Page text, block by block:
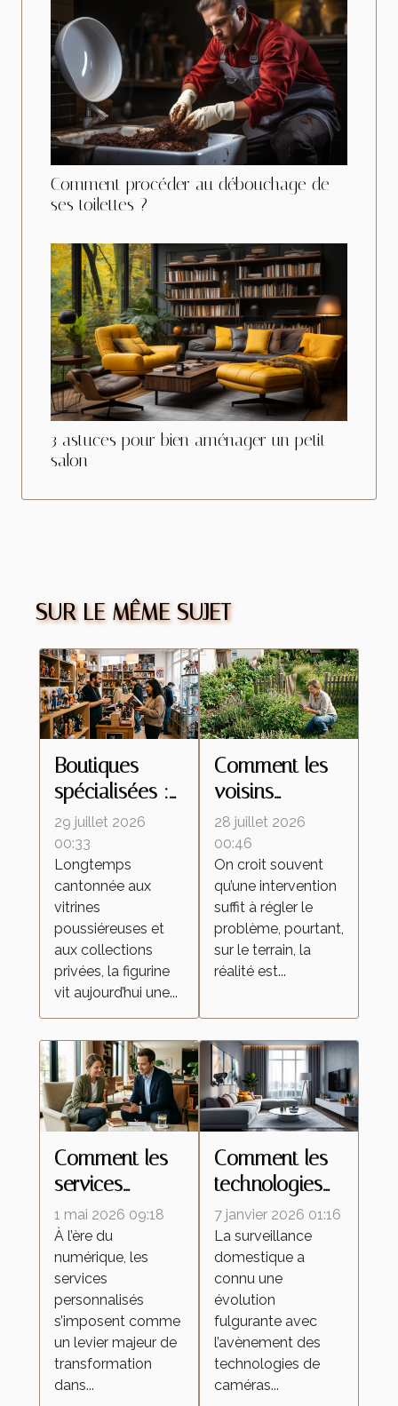
Comment procéder au débouchage de
ses toilettes ?
3 astuces pour bien aménager un petit
salon
SUR LE MÊME SUJET
Boutiques
spécialisées :
ces lieux
d’échanges
qui
transforment la
culture de la
figurine
29 juillet 2026
00:33
Longtemps
cantonnée aux
vitrines
poussiéreuses et
aux collections
privées, la figurine
vit aujourd’hui une...
Comment les
voisins
influencent le
retour des
insectes
malgré une
intervention
locale
28 juillet 2026
00:46
On croit souvent
qu’une intervention
suffit à régler le
problème, pourtant,
sur le terrain, la
réalité est...
Comment les
services
personnalisés
redéfinissent
les attentes
dans l'industrie
1 mai 2026 09:18
À l’ère du
numérique, les
services
personnalisés
s’imposent comme
un levier majeur de
transformation
dans...
Comment les
technologies
de caméras
espion
transforment la
surveillance
domestique ?
7 janvier 2026 01:16
La surveillance
domestique a
connu une
évolution
fulgurante avec
l’avènement des
technologies de
caméras...